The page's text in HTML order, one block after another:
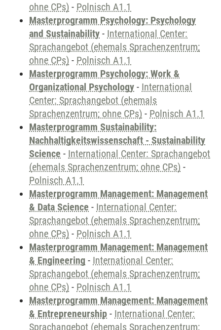
ohne CPs) - Polnisch A1.1
Masterprogramm Psychology: Psychology
and Sustainability - International Center:
Sprachangebot (ehemals Sprachenzentrum;
ohne CPs) - Polnisch A1.1
Masterprogramm Psychology: Work &
Organizational Psychology - International
Center: Sprachangebot (ehemals
Sprachenzentrum; ohne CPs) - Polnisch A1.1
Masterprogramm Sustainability:
Nachhaltigkeitswissenschaft - Sustainability
Science - International Center: Sprachangebot
(ehemals Sprachenzentrum; ohne CPs) -
Polnisch A1.1
Masterprogramm Management: Management
& Data Science - International Center:
Sprachangebot (ehemals Sprachenzentrum;
ohne CPs) - Polnisch A1.1
Masterprogramm Management: Management
& Engineering - International Center:
Sprachangebot (ehemals Sprachenzentrum;
ohne CPs) - Polnisch A1.1
Masterprogramm Management: Management
& Entrepreneurship - International Center:
Sprachangebot (ehemals Sprachenzentrum;